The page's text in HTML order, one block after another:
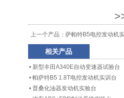
上一个产品： 萨帕特B5电控发动机
相关产品
• 新型丰田A340E自动变速器试验台
• 帕萨特B5 1.8T电控发动机实训台
• 普桑化油器发动机实验台